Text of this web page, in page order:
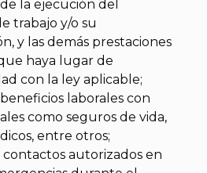
la ejecución del
trabajo y/o su
y las demás prestaciones
haya lugar de
con la ley aplicable;
laborales con
como seguros de vida,
entre otros;
contactos autorizados en